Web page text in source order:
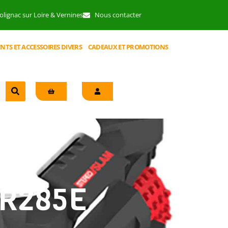
sur Loire & Vernines Nous contacter
ET ACCESSOIRES DIVERS CADEAUX ET PROMOTIONS